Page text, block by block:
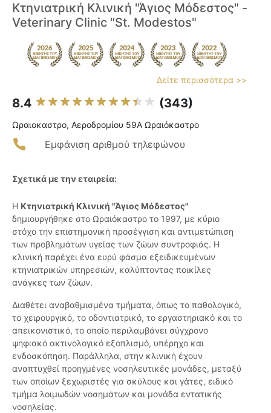
Κτηνιατρική Κλινική "Άγιος Μόδεστος" -
Veterinary Clinic "St. Modestos"
Δείτε περισσότερα >>
8.4 (343)
Ωραιοκαστρο, Αεροδρομίου 59Α Ωραιόκαστρο
Εμφάνιση αριθμού τηλεφώνου
Σχετικά με την εταιρεία:
Η Κτηνιατρική Κλινική "Άγιος Μόδεστος"
δημιουργήθηκε στο Ωραιόκαστρο το 1997, με κύριο
στόχο την επιστημονική προσέγγιση και αντιμετώπιση
των προβλημάτων υγείας των ζώων συντροφιάς. Η
κλινική παρέχει ένα ευρύ φάσμα εξειδικευμένων
κτηνιατρικών υπηρεσιών, καλύπτοντας ποικίλες
ανάγκες των ζώων.
Διαθέτει αναβαθμισμένα τμήματα, όπως το παθολογικό,
το χειρουργικό, το οδοντιατρικό, το εργαστηριακό και το
απεικονιστικό, το οποίο περιλαμβάνει σύγχρονο
ψηφιακό ακτινολογικό εξοπλισμό, υπέρηχο και
ενδοσκόπηση. Παράλληλα, στην κλινική έχουν
αναπτυχθεί προηγμένες νοσηλευτικές μονάδες, μεταξύ
των οποίων ξεχωριστές για σκύλους και γάτες, ειδικό
τμήμα λοιμωδών νοσημάτων και μονάδα εντατικής
νοσηλείας.